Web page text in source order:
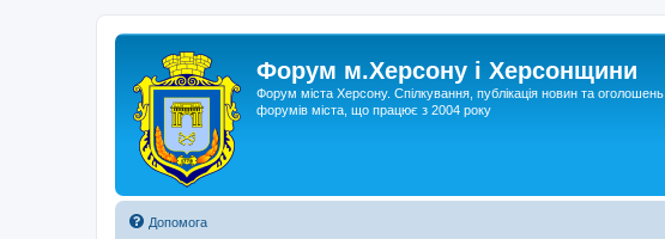
Форум м.Херсону і Херсонщини
Форум міста Херсону. Спілкування, публікація новин та
форумів міста, що працює з 2004 року
Допомога